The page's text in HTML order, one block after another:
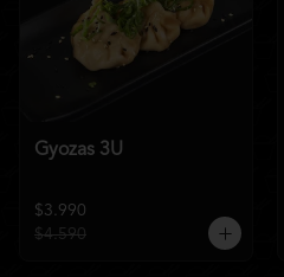
Gyozas 3U
$3.990
$4.590